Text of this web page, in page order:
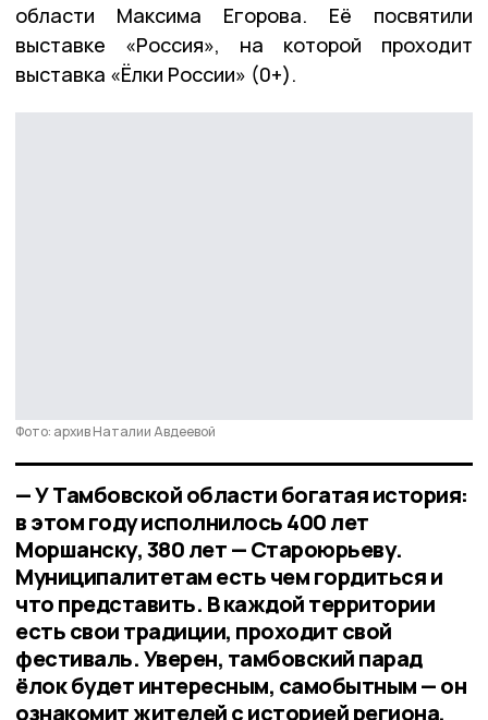
области Максима Егорова. Её посвятили
выставке «Россия», на которой проходит
выставка «Ёлки России» (0+).
Фото: архив Наталии Авдеевой
— У Тамбовской области богатая история:
в этом году исполнилось 400 лет
Моршанску, 380 лет — Староюрьеву.
Муниципалитетам есть чем гордиться и
что представить. В каждой территории
есть свои традиции, проходит свой
фестиваль. Уверен, тамбовский парад
ёлок будет интересным, самобытным — он
ознакомит жителей с историей региона,